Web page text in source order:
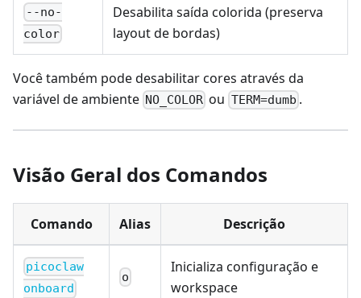
--no-
color
Desabilita saída colorida (preserva
layout de bordas)
Você também pode desabilitar cores através da
variável de ambiente NO_COLOR ou TERM=dumb .
Visão Geral dos Comandos
Comando Alias Descrição
picoclaw
onboard
o
Inicializa configuração e
workspace